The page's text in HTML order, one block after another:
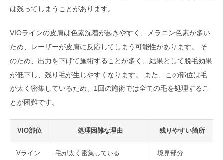
は残ってしまうことがあります。
VIOラインの皮膚は色素沈着が起きやすく、メラニン色素が多い
ため、レーザーが皮膚に反応してしまう可能性があります。 そ
のため、出力を下げて施術することが多く、結果として脱毛効果
が低下し、残り毛が生じやすくなります。 また、この部位は毛
が太く密集しているため、1回の施術では全ての毛を処理するこ
とが困難です。
VIO部位 処理困難な理由 残りやすい箇所
Vライン 毛が太く密集している 境界部分